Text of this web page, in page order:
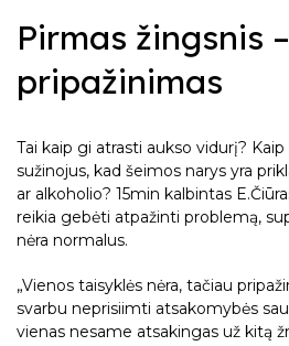
Pirmas žingsnis
pripažinimas
Tai kaip gi atrasti aukso vidurį?
sužinojus, kad šeimos narys yra
ar alkoholio? 15min kalbintas
reikia gebėti atpažinti problemą,
nėra normalus.
„Vienos taisyklės nėra, tačiau
svarbu neprisiimti atsakomybės
vienas nesame atsakingas už kitą